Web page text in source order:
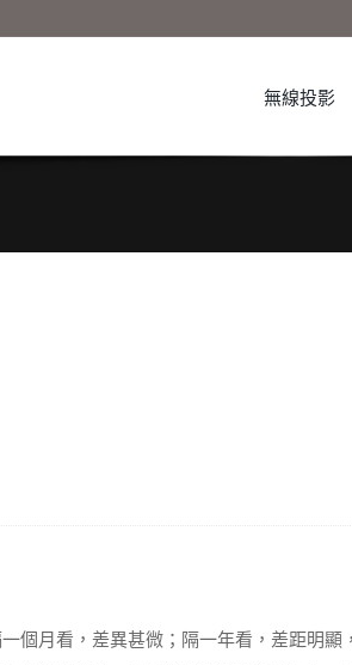
無線投影
個月看，差異甚微；隔一年看，差距明顯